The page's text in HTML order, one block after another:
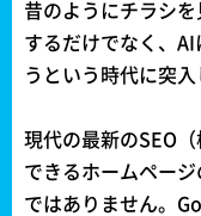
昔のようにチラシ
するだけでなく、
うという時代に突入
現代の最新のSEO
できるホームペー
ではありません。